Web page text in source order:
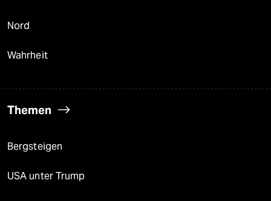
Nord
Wahrheit
Themen
Bergsteigen
USA unter Trump